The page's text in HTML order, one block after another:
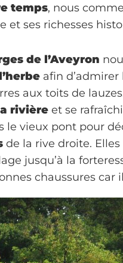
temps, nous
et ses richesses
de l’Aveyron
afin
aux toits de
rivière et se
le vieux pont pour
de la rive droite.
jusqu’à la
chaussures car